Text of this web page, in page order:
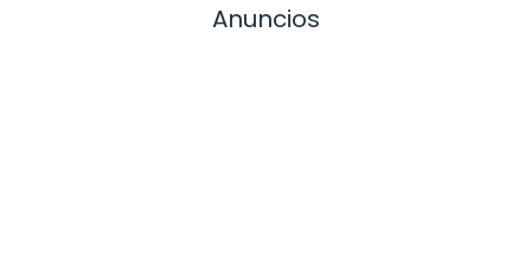
Anuncios